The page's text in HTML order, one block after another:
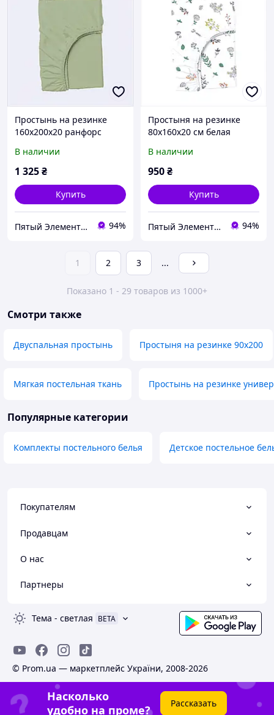
Простынь на резинке
160х200х20 ранфорс
7B69A260X2
В наличии
1 325₴
Купить
Пятый Элемент - всё, что вам нужно 94%
Простыня на резинке
80х160х20 см белая
85C6424XH3
В наличии
950₴
Купить
Пятый Элемент - всё, что вам нужно 94%
1 2 3 ...
Показано 1 - 29 товаров из 1000+
Смотри также
Двуспальная простынь Простыня на резинке 90х200
Мягкая постельная ткань Простынь на резинке
Популярные категории
Комплекты постельного белья Детское постельное
Покупателям
Продавцам
О нас
Партнеры
Тема - светлая BETA
© Prom.ua — маркетплейс України, 2008-2026
Насколько
удобно на проме?
Рассказать